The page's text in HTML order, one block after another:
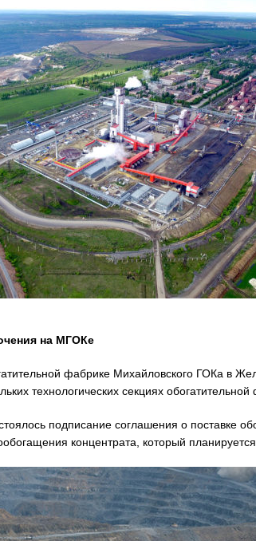
на МГОКе
фабрике Михайловского ГОКа в
технологических секциях
подписание соглашения о поставке
концентрата, который